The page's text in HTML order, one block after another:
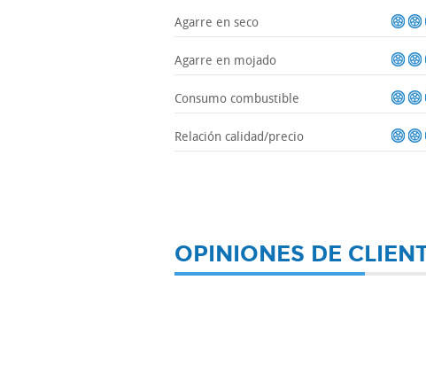
Agarre en seco
Agarre en mojado
Consumo combustible
Relación calidad/precio
OPINIONES DE